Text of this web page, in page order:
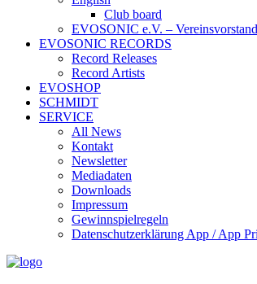
Club board
EVOSONIC e.V. ‒ Vereinsvorstand
EVOSONIC RECORDS
Record Releases
Record Artists
EVOSHOP
SCHMIDT
SERVICE
All News
Kontakt
Newsletter
Mediadaten
Downloads
Impressum
Gewinnspielregeln
Datenschutzerklärung App / App